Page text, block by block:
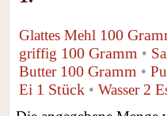
Glattes Mehl 100
griffig 100 Gramm •
Butter 100 Gramm •
Ei 1 Stück • Wasser 2